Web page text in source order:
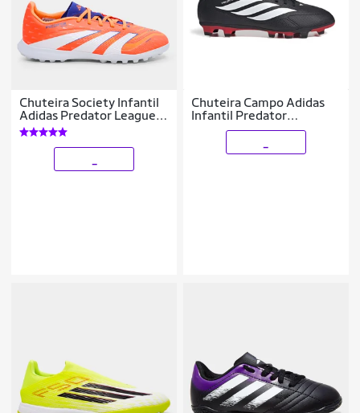
Chuteira Society Infantil
Adidas Predator League
Unissex
Chuteira Campo Adidas
Infantil Predator
Essentials 26.5